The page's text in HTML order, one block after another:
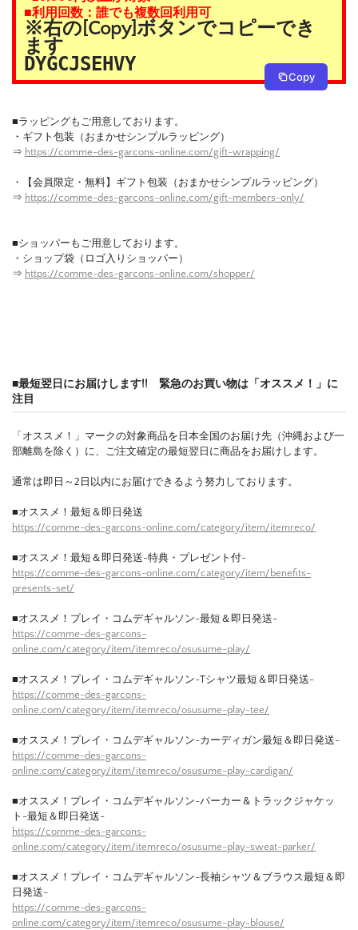
■利用回数：誰でも複数回利用可
※右の[Copy]ボタンでコピーでき
ます
DYGCJSEHVY
Copy
■ラッピングもご用意しております。
・ギフト包装（おまかせシンプルラッピング）
⇒ https://comme-des-garcons-online.com/gift-wrapping/
・【会員限定・無料】ギフト包装（おまかせシンプルラッピング）
⇒ https://comme-des-garcons-online.com/gift-members-only/
■ショッパーもご用意しております。
・ショップ袋（ロゴ入りショッパー）
⇒ https://comme-des-garcons-online.com/shopper/
■最短翌日にお届けします!! 緊急のお買い物は「オススメ！」に
注目
「オススメ！」マークの対象商品を日本全国のお届け先（沖縄および一
部離島を除く）に、ご注文確定の最短翌日に商品をお届けします。
通常は即日～2日以内にお届けできるよう努力しております。
■オススメ！最短＆即日発送
https://comme-des-garcons-online.com/category/item/itemreco/
■オススメ！最短＆即日発送-特典・プレゼント付-
https://comme-des-garcons-online.com/category/item/benefits-
presents-set/
■オススメ！プレイ・コムデギャルソン-最短＆即日発送-
https://comme-des-garcons-
online.com/category/item/itemreco/osusume-play/
■オススメ！プレイ・コムデギャルソン-Tシャツ最短＆即日発送-
https://comme-des-garcons-
online.com/category/item/itemreco/osusume-play-tee/
■オススメ！プレイ・コムデギャルソン-カーディガン最短＆即日発送-
https://comme-des-garcons-
online.com/category/item/itemreco/osusume-play-cardigan/
■オススメ！プレイ・コムデギャルソン-パーカー＆トラックジャケッ
ト-最短＆即日発送-
https://comme-des-garcons-
online.com/category/item/itemreco/osusume-play-sweat-parker/
■オススメ！プレイ・コムデギャルソン-長袖シャツ＆ブラウス最短＆即
日発送-
https://comme-des-garcons-
online.com/category/item/itemreco/osusume-play-blouse/